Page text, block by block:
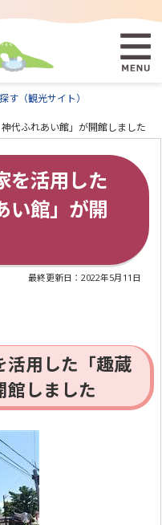
す（観光サイト）
代ふれあい館」が開館しました
を活用した
い館」が開
最終更新日：2022年5月11日
活用した「趣蔵
館しました